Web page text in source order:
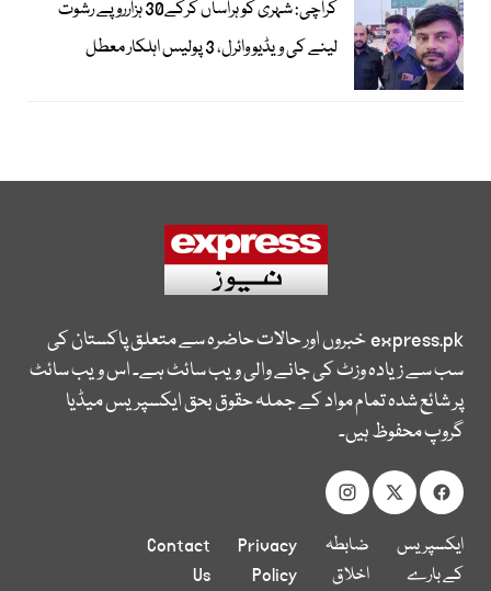
کراچی: شہری کو ہراساں کرکے30 ہزارروپے رشوت
لینے کی ویڈیو وائرل، 3 پولیس اہلکار معطل
express.pkخبروں اور حالات حاضرہ سے متعلق پاکستان کی
سب سے زیادہ وزٹ کی جانے والی ویب سائٹ ہے۔ اس ویب سائٹ
پر شائع شدہ تمام مواد کے جملہ حقوق بحق ایکسپریس میڈیا
گروپ محفوظ ہیں۔
ایکسپریس
کے بارے
ضابطہ
اخلاق
Privacy
Policy
Contact
Us